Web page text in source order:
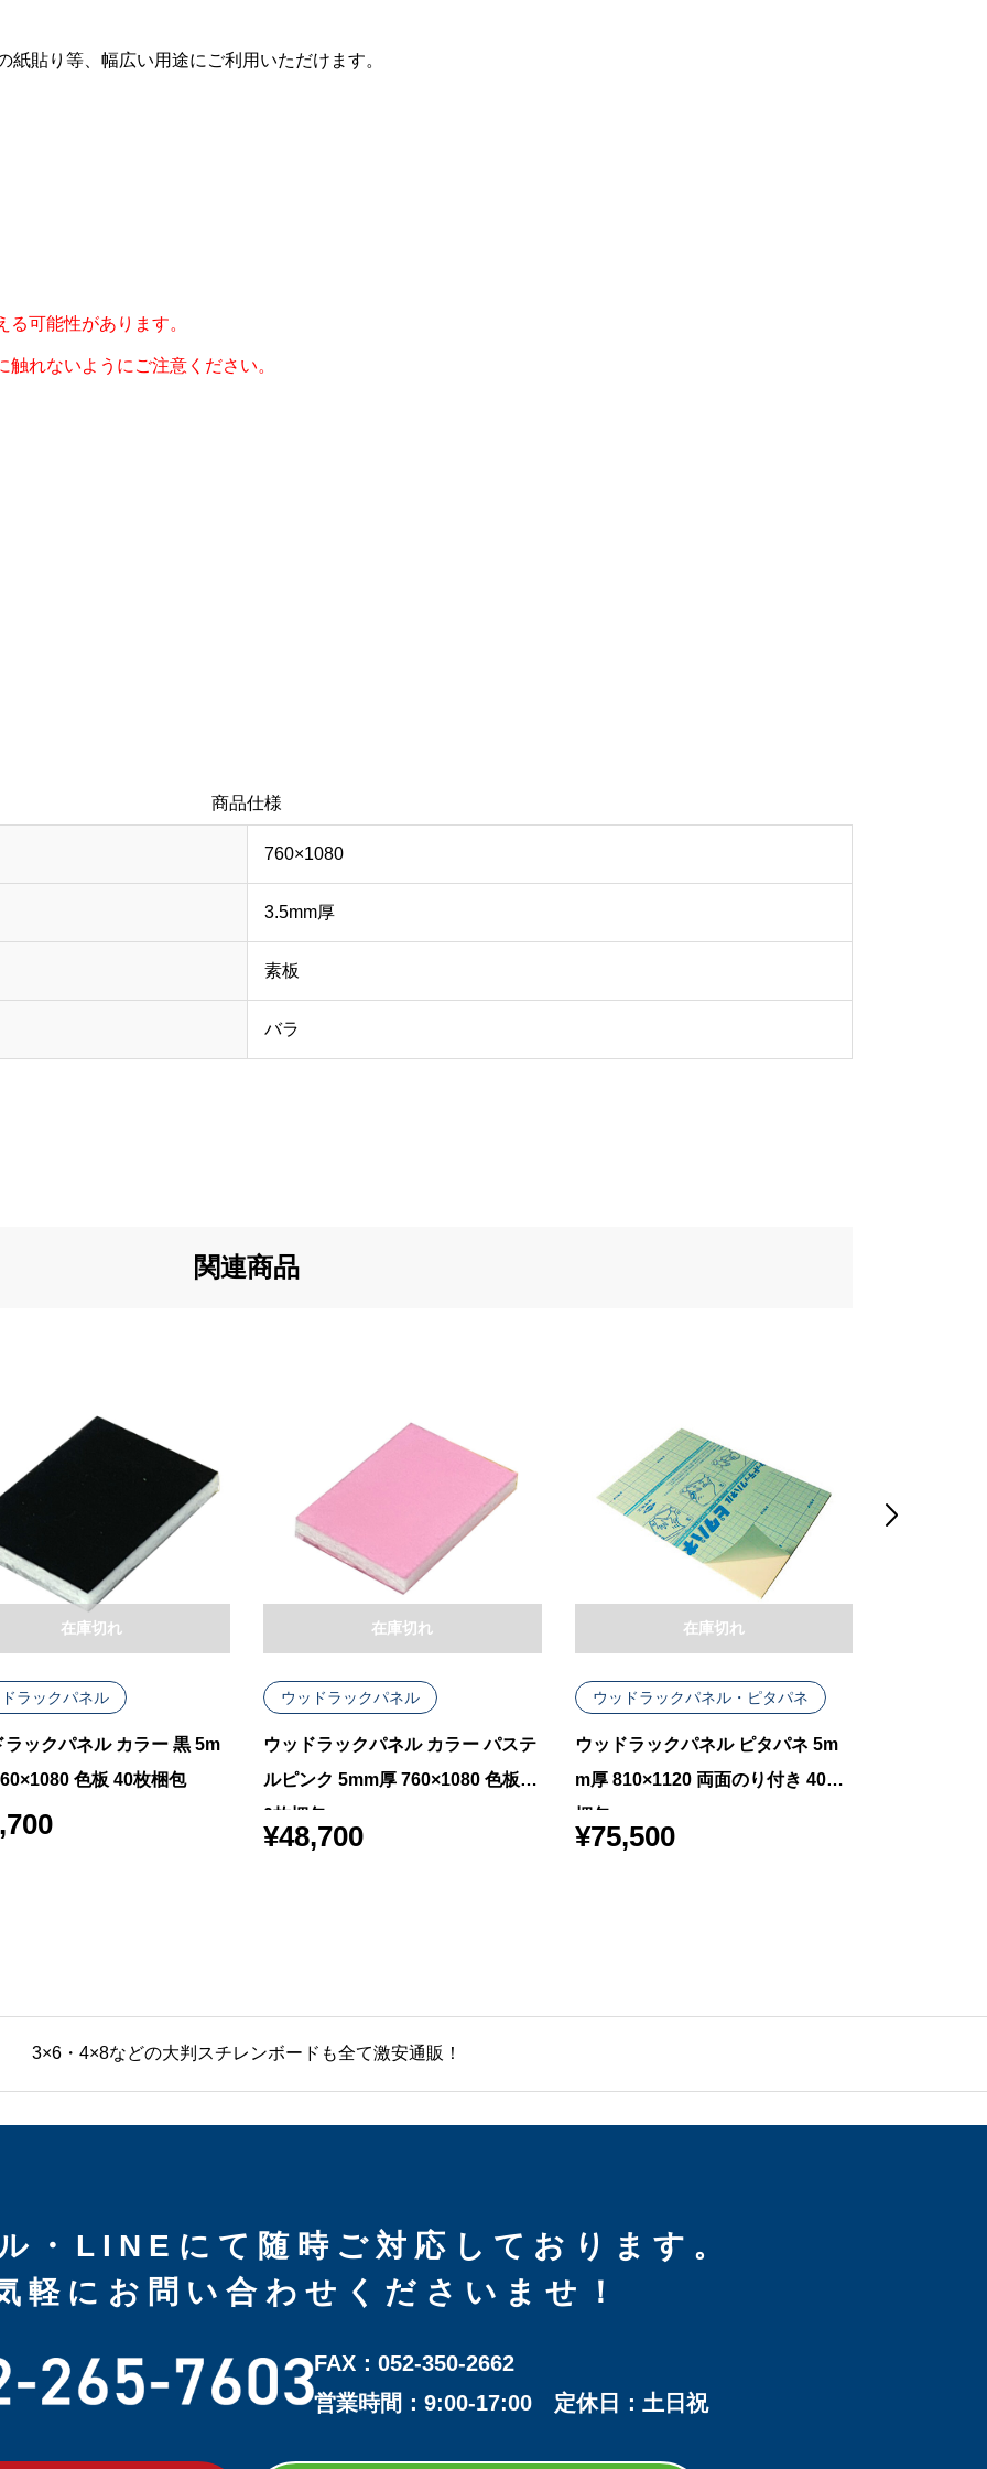
貼り等、幅広い用途にご利用いただけます。
可能性があります。
れないようにご注意ください。
商品仕様
760×1080
3.5mm厚
素板
バラ
関連商品
ラックパネル
ラックパネル カラー 黒 5m
色板 40枚梱包
在庫切れ
ウッドラックパネル
ウッドラックパネル カラー パステ
ルピンク 5mm厚 760×1080 色板 4
0枚梱包
¥48,700
在庫切れ
ウッドラックパネル・ピタパネ
ウッドラックパネル ピタパネ 5m
m厚 810×1120 両面のり付き 40枚
梱包
¥75,500
在庫切れ

3×6・4×8などの大判スチレンボードも全て激安通販！
・LINEにて随時ご対応しております。
軽にお問い合わせくださいませ！
FAX：052-350-2662
営業時間：9:00-17:00 定休日：土日祝